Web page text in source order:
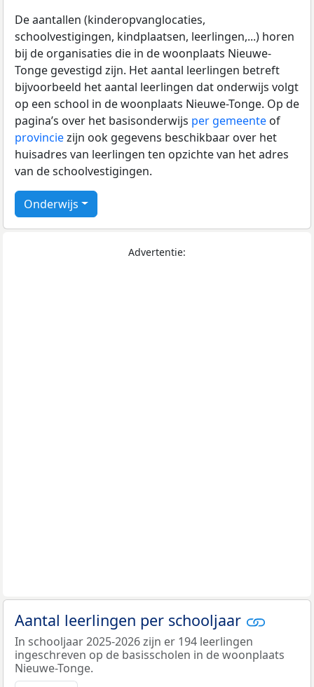
De aantallen (kinderopvanglocaties,
schoolvestigingen, kindplaatsen, leerlingen,...) horen
bij de organisaties die in de woonplaats Nieuwe-
Tonge gevestigd zijn. Het aantal leerlingen betreft
bijvoorbeeld het aantal leerlingen dat onderwijs volgt
op een school in de woonplaats Nieuwe-Tonge. Op de
pagina’s over het basisonderwijs per gemeente of
provinciezijn ook gegevens beschikbaar over het
huisadres van leerlingen ten opzichte van het adres
van de schoolvestigingen.
Onderwijs
Advertentie:
Aantal leerlingen per schooljaar
In schooljaar 2025-2026 zijn er 194 leerlingen
ingeschreven op de basisscholen in de woonplaats
Nieuwe-Tonge.